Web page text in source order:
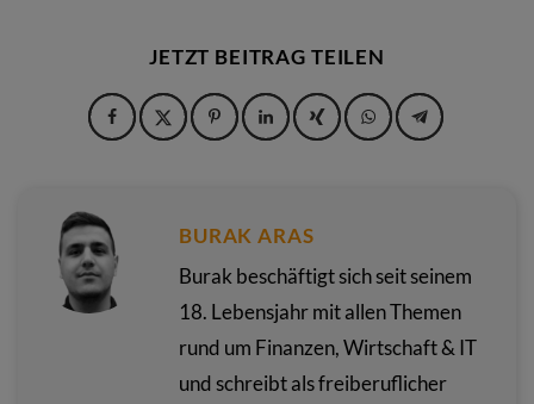
JETZT BEITRAG TEILEN
BURAK ARAS
Burak beschäftigt sich seit seinem
18. Lebensjahr mit allen Themen
rund um Finanzen, Wirtschaft & IT
und schreibt als freiberuflicher